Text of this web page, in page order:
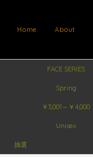
About
Home
FACE SERIES
Spring
￥3,001～￥4,000
Unisex
抽選